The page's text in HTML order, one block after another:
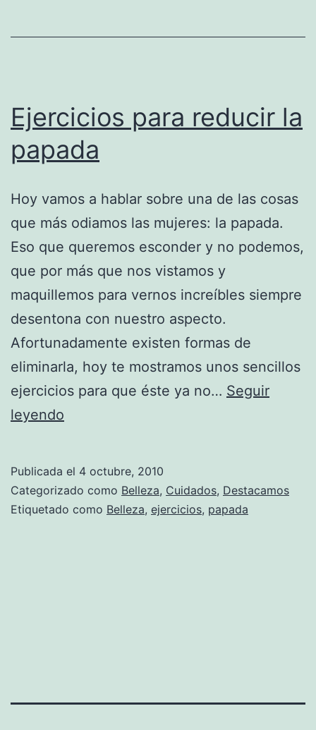
Ejercicios para reducir la
papada
Hoy vamos a hablar sobre una de las cosas
que más odiamos las mujeres: la papada.
Eso que queremos esconder y no podemos,
que por más que nos vistamos y
maquillemos para vernos increíbles siempre
desentona con nuestro aspecto.
Afortunadamente existen formas de
eliminarla, hoy te mostramos unos sencillos
ejercicios para que éste ya no… Seguir
leyendo
la
papada
Publicada el 4 octubre, 2010
Categorizado como Belleza, Cuidados, Destacamos
Etiquetado como Belleza, ejercicios, papada